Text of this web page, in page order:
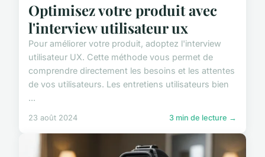
Optimisez votre produit avec
l'interview utilisateur ux
Pour améliorer votre produit, adoptez l'interview
utilisateur UX. Cette méthode vous permet de
comprendre directement les besoins et les attentes
de vos utilisateurs. Les entretiens utilisateurs bien
...
23 août 2024 3 min de lecture →